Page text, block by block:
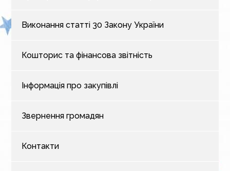
Виконання статті 30 Закону України
Кошторис та фінансова звітність
Інформація про закупівлі
Звернення громадян
Контакти